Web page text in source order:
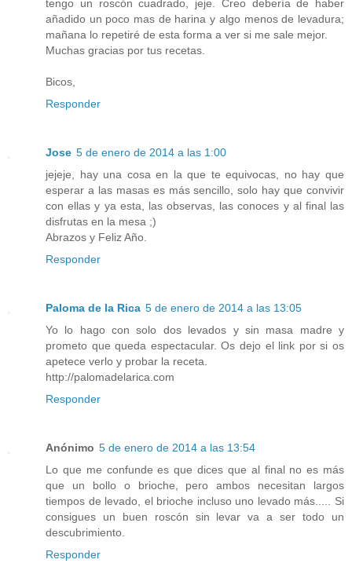
tengo un roscón cuadrado, jeje. Creo debería de haber
añadido un poco mas de harina y algo menos de levadura;
mañana lo repetiré de esta forma a ver si me sale mejor.
Muchas gracias por tus recetas.
Bicos,
Responder
Jose 5 de enero de 2014 a las 1:00
jejeje, hay una cosa en la que te equivocas, no hay que
esperar a las masas es más sencillo, solo hay que convivir
con ellas y ya esta, las observas, las conoces y al final las
disfrutas en la mesa ;)
Abrazos y Feliz Año.
Responder
Paloma de la Rica 5 de enero de 2014 a las 13:05
Yo lo hago con solo dos levados y sin masa madre y
prometo que queda espectacular. Os dejo el link por si os
apetece verlo y probar la receta.
http://palomadelarica.com
Responder
Anónimo 5 de enero de 2014 a las 13:54
Lo que me confunde es que dices que al final no es más
que un bollo o brioche, pero ambos necesitan largos
tiempos de levado, el brioche incluso uno levado más..... Si
consigues un buen roscón sin levar va a ser todo un
descubrimiento.
Responder